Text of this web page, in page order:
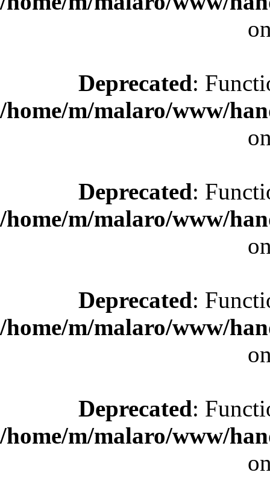
Deprecated:
/home/m/malaro/www/
Deprecated:
/home/m/malaro/www/
Deprecated:
/home/m/malaro/www/
Deprecated:
/home/m/malaro/www/